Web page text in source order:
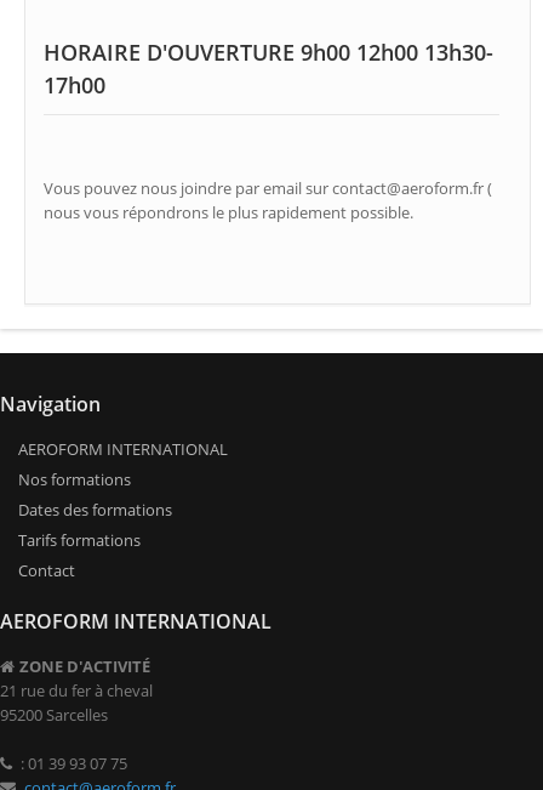
HORAIRE D'OUVERTURE 9h00 12h00 13h30-
17h00
Vous pouvez nous joindre par email sur contact@aeroform.fr (
nous vous répondrons le plus rapidement possible.
Navigation
AEROFORM INTERNATIONAL
Nos formations
Dates des formations
Tarifs formations
Contact
AEROFORM INTERNATIONAL
ZONE D'ACTIVITÉ
21 rue du fer à cheval
95200 Sarcelles
: 01 39 93 07 75